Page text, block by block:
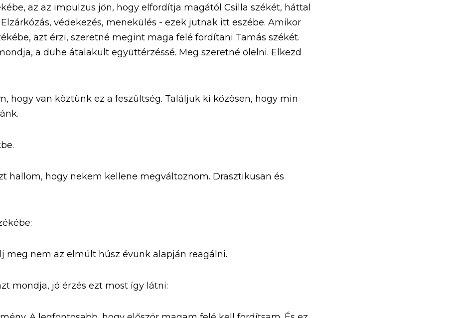
az az impulzus jön, hogy elfordítja magától Csilla székét, háttal
védekezés, menekülés - ezek jutnak itt eszébe. Amikor
azt érzi, szeretné megint maga felé fordítani Tamás székét.
a dühe átalakult együttérzéssé. Meg szeretné ölelni. Elkezd
hogy van köztünk ez a feszültség. Találjuk ki közösen, hogy min
hallom, hogy nekem kellene megváltoznom. Drasztikusan és
meg nem az elmúlt húsz évünk alapján reagálni.
mondja, jó érzés ezt most így látni: